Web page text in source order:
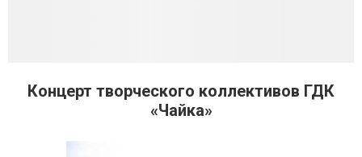
Концерт творческого коллективов ГДК
«Чайка»